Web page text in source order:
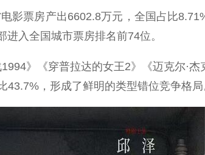
票房产出6602.8万元，全国占比
入全国城市票房排名前74位。
》《穿普拉达的女王2》《迈克尔·杰
，形成了鲜明的类型错位竞争格局